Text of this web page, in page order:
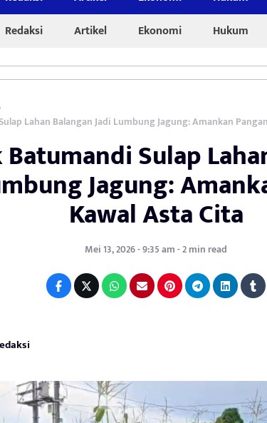
Redaksi Artikel Ekonomi Hukum
Lahan Balangan Jadi Lumbung Jagung: Amankan
Sulap
Jagung:
Kawal Asta Cita
Mei 13, 2026 - 9:35 am - 2 min read